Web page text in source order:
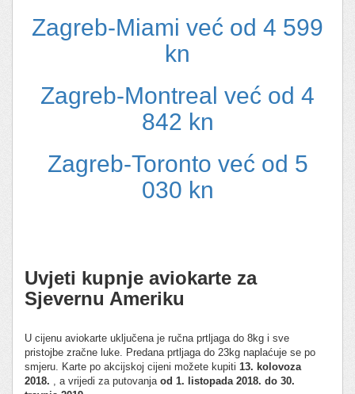
Zagreb-Miami već od 4 599
kn
Zagreb-Montreal već od 4
842 kn
Zagreb-Toronto već od 5
030 kn
Uvjeti kupnje aviokarte za
Sjevernu Ameriku
U cijenu aviokarte uključena je ručna prtljaga do 8kg i sve
pristojbe zračne luke. Predana prtljaga do 23kg naplaćuje se po
smjeru. Karte po akcijskoj cijeni možete kupiti 13. kolovoza
2018. , a vrijedi za putovanja od 1. listopada 2018. do 30.